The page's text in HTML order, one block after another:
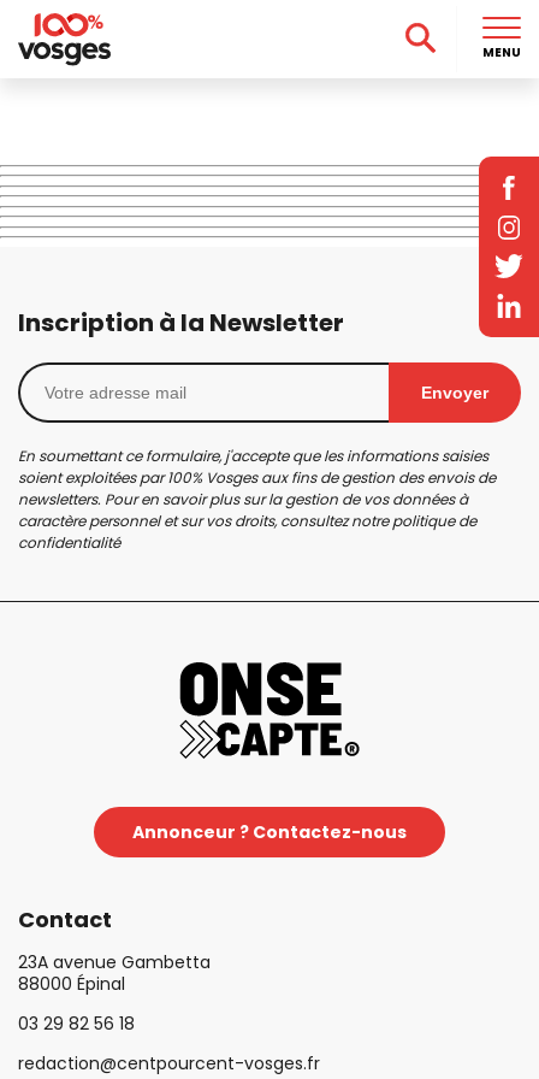
Inscription à la Newsletter
Envoyer
En soumettant ce formulaire, j'accepte que les informations saisies
soient exploitées par 100% Vosges aux fins de gestion des envois de
newsletters. Pour en savoir plus sur la gestion de vos données à
caractère personnel et sur vos droits, consultez notrepolitique de
confidentialité
Annonceur ? Contactez-nous
Contact
23A avenue Gambetta
88000 Épinal
03 29 82 56 18
redaction@centpourcent-vosges.fr
MENU